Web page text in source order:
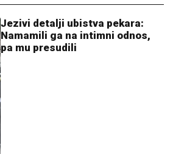
Jezivi detalji ubistva pekara:
Namamili ga na intimni odnos,
pa mu presudili